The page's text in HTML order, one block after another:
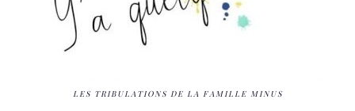
LES TRIBULATIONS DE LA FAMILLE MINUS